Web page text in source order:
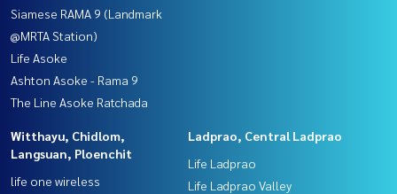
Siamese RAMA 9 (Landmark
@MRTA Station)
Life Asoke
Ashton Asoke - Rama 9
The Line Asoke Ratchada
Witthayu, Chidlom,
Langsuan, Ploenchit
life one wireless
Ladprao, Central Ladprao
Life Ladprao
Life Ladprao Valley